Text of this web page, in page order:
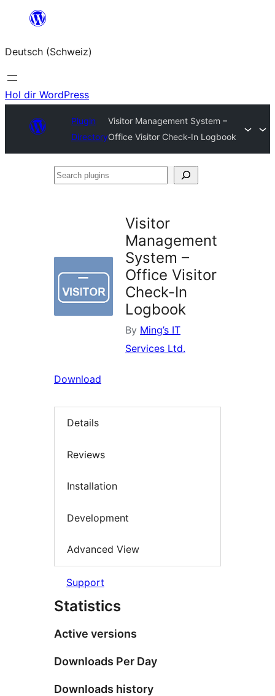
springen
Deutsch (Schweiz)
Hol dir WordPress
Plugin
Directory
Visitor Management System –
Office Visitor Check-In Logbook
Search
Visitor
Management
System –
Office Visitor
Check-In
Logbook
By Ming’s IT
Services Ltd.
Download
Details
Reviews
Installation
Development
Advanced View
Support
Statistics
Active versions
Downloads Per Day
Downloads history